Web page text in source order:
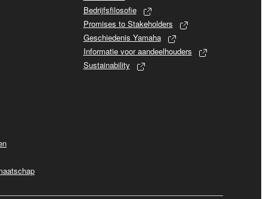
Bedrijfsfilosofie
Promises to Stakeholders
Geschiedenis Yamaha
Informatie voor aandeelhouders
Sustainability